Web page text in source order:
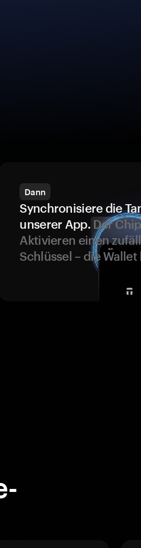
Dann
Synchronisiere die
unserer App.Der
Aktivieren einen
Schlüssel – die